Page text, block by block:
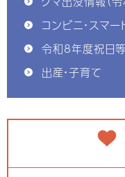
コンビニ・スマ
令和8年度祝日
出産・子育て